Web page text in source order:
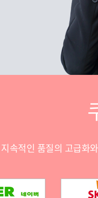
속적인 품질의 고급화